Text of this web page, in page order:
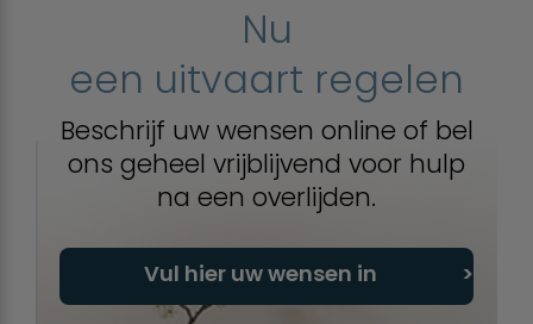
Nu
een uitvaart regelen
Beschrijf uw wensen online of bel
ons geheel vrijblijvend voor hulp
na een overlijden.
Vul hier uw wensen in